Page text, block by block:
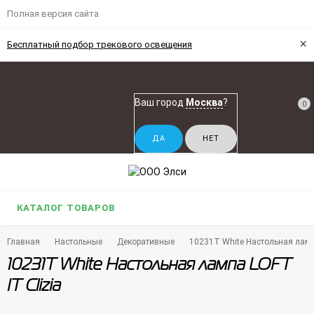
Полная версия сайта
Бесплатный подбор трекового освещения ×
Ваш город Москва? 0
КАТАЛОГ ТОВАРОВ
Главная Настольные Декоративные 10231T White Настольная
10231T White Настольная лампа LOFT
IT Clizia